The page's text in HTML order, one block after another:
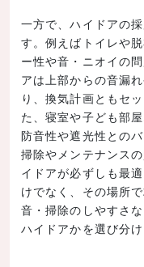
一方で、ハイドアの
す。例えばトイレや
ー性や音・ニオイの
アは上部からの音漏
り、換気計画ともセ
た、寝室や子ども部
防音性や遮光性との
掃除やメンテナンス
イドアが必ずしも最
けでなく、その場所
音・掃除のしやすさ
ハイドアかを選び分